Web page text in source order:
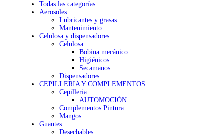
Todas las categorías
Aerosoles
Lubricantes y grasas
Mantenimiento
Celulosa y dispensadores
Celulosa
Bobina mecánico
Higiénicos
Secamanos
Dispensadores
CEPILLERIA Y COMPLEMENTOS
Cepilleria
AUTOMOCIÓN
Complementos Pintura
Mangos
Guantes
Desechables